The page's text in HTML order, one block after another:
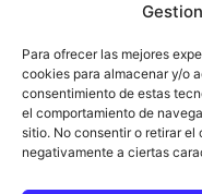
Para ofrecer las mejores
cookies para almacenar y/o
consentimiento de estas
el comportamiento de
sitio. No consentir o retirar
negativamente a ciertas